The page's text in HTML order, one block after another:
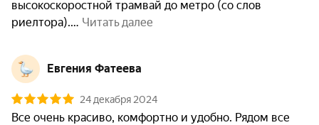
высокоскоростной трамвай до метро (со слов
риелтора).
Читать далее
Евгения Фатеева
24 декабря 2024
Все очень красиво, комфортно и удобно. Рядом все